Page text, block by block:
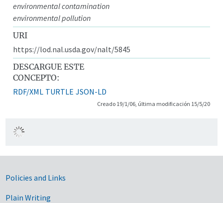
environmental contamination
environmental pollution
URI
https://lod.nal.usda.gov/nalt/5845
DESCARGUE ESTE
CONCEPTO:
RDF/XML TURTLE JSON-LD
Creado 19/1/06, última modificación 15/5/20
Government Links
Policies and Links
Plain Writing